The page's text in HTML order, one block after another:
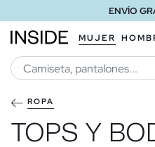
ENVÍO
MUJER
ROPA
TOPS Y